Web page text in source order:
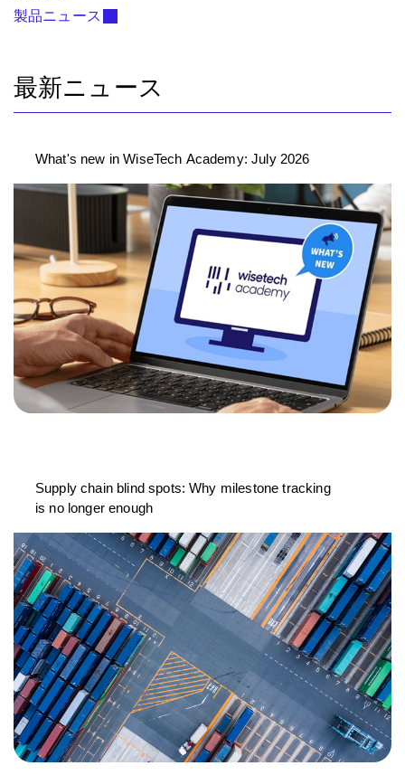
製品ニュース
最新ニュース
What's new in WiseTech Academy: July 2026
Supply chain blind spots: Why milestone tracking
is no longer enough